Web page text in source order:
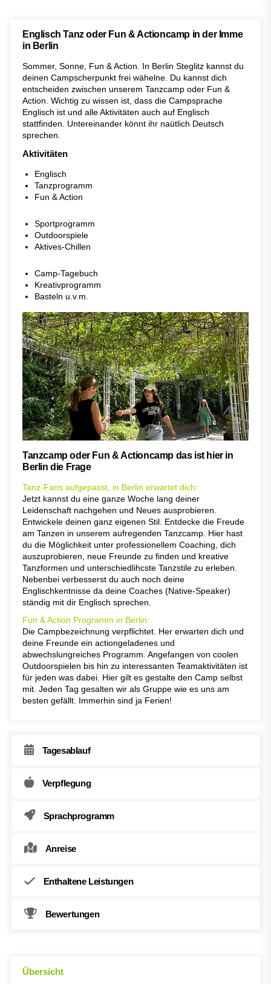
Englisch Tanz oder Fun & Actioncamp in der Imme
in Berlin
Sommer, Sonne, Fun & Action. In Berlin Steglitz kannst du
deinen Campscherpunkt frei wähelne. Du kannst dich
entscheiden zwischen unserem Tanzcamp oder Fun &
Action. Wichtig zu wissen ist, dass die Campsprache
Englisch ist und alle Aktivitäten auch auf Englisch
stattfinden. Untereinander könnt ihr naütlich Deutsch
sprechen.
Aktivitäten
Englisch
Tanzprogramm
Fun & Action
Sportprogramm
Outdoorspiele
Aktives-Chillen
Camp-Tagebuch
Kreativprogramm
Basteln u.v.m.
Tanzcamp oder Fun & Actioncamp das ist hier in
Berlin die Frage
Tanz-Fans aufgepasst, in Berlin erwartet dich:
Jetzt kannst du eine ganze Woche lang deiner
Leidenschaft nachgehen und Neues ausprobieren.
Entwickele deinen ganz eigenen Stil. Entdecke die Freude
am Tanzen in unserem aufregenden Tanzcamp. Hier hast
du die Möglichkeit unter professionellem Coaching, dich
auszuprobieren, neue Freunde zu finden und kreative
Tanzformen und unterschiedlihcste Tanzstile zu erleben.
Nebenbei verbesserst du auch noch deine
Englischkentnisse da deine Coaches (Native-Speaker)
ständig mit dir Englisch sprechen.
Fun & Action Programm in Berlin:
Die Campbezeichnung verpflichtet. Her erwarten dich und
deine Freunde ein actiongeladenes und
abwechslungreiches Programm. Angefangen von coolen
Outdoorspielen bis hin zu interessanten Teamaktivitäten ist
für jeden was dabei. Hier gilt es gestalte den Camp selbst
mit. Jeden Tag gesalten wir als Gruppe wie es uns am
besten gefällt. Immerhin sind ja Ferien!
Tagesablauf
Verpflegung
Sprachprogramm
Anreise
Enthaltene Leistungen
Bewertungen
Übersicht